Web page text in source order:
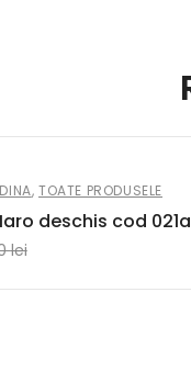
, TOATE PRODUSELE
deschis cod 021a
lei